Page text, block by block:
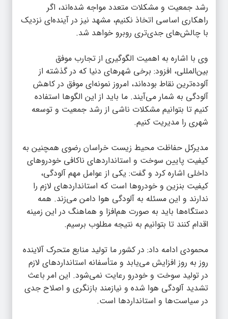
رشد جمعیت و مشکلات متعدد مواجه شده‌اند، اگر
راهکاری اساسی اتخاذ نکنیم، مشهد نیز در آینده‌ای نزدیک
با چالش‌های جدی‌تری روبرو خواهد شد.
وی با اشاره به اهمیت الگوگیری از تجارب موفق
بین‌المللی، افزود: برخی شهرهای دنیا که در گذشته از
آلوده‌ترین نقاط بوده‌اند، امروز نمونه‌ای موفق در کاهش
آلودگی به شمار می‌آیند. ما باید از این الگوها استفاده
کنیم تا بتوانیم مشکلات ناشی از رشد جمعیت و توسعه
شهری را مدیریت کنیم.
️مدیرکل حفاظت محیط زیست خراسان رضوی همچنین به
کیفیت پایین سوخت و استانداردهای ناکافی خودروهای
داخلی اشاره کرد و گفت: یکی از عوامل مهم آلودگی،
کیفیت بنزین و خودروها است که استانداردهای لازم را
ندارند و این مسئله به آلودگی هوا دامن می‌زند. همه
دستگاه‌ها باید به صورت هم‌افزا و هماهنگ در این زمینه
اقدام کنند تا بتوانیم به نتیجه مطلوب برسیم.
️محمودی ادامه داد: در کشور ما تولید منابع متحرک آلاینده
روز به روز افزایش می‌یابد و متأسفانه استانداردهای لازم
در تولید سوخت و خودرو رعایت نمی‌شود. این امر باعث
تشدید آلودگی هوا شده و نیازمند بازنگری و اصلاح جدی
در سیاست‌ها و استانداردها است. ️